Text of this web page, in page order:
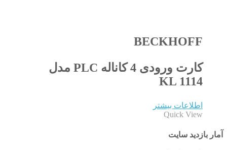
BECKHOFF
کارت ورودی 4 کاناله PLC مدل
KL 1114
اطلاعات بیشتر
Quick View
آمار بازدید سایت